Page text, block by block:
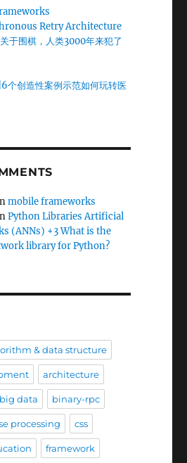
Retry Architecture
于围棋，人类3000年来犯了
个创造性案例示范如何玩转医
mobile frameworks
Python Libraries Artificial
(ANNs) +3 What is the
library for Python?
& data structure
architecture
big data binary-rpc
processing css
framework